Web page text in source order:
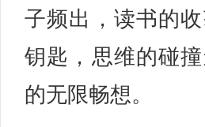
子频出，读书的
钥匙，思维的碰
的无限畅想。